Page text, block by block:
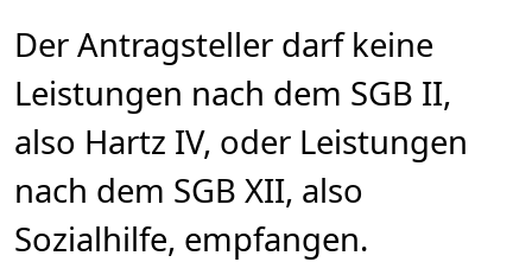
Der Antragsteller darf keine
Leistungen nach dem SGB II,
also Hartz IV, oder Leistungen
nach dem SGB XII, also
Sozialhilfe, empfangen.